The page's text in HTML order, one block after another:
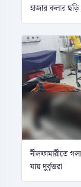
হাজার কলার
নীলফামারীতে
যায় দুর্বৃত্তরা